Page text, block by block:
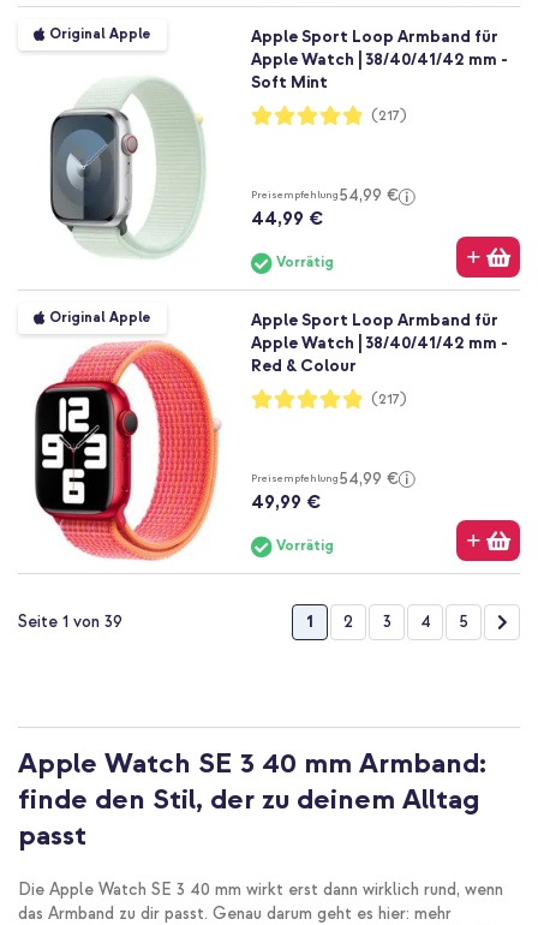
Original Apple
Apple Sport Loop Armband für
Apple Watch | 38/40/41/42 mm -
Soft Mint
Bewertung:
97%
(217)
Preisempfehlung54,99 €
44,99 €
Vorrätig
Original Apple
Apple Sport Loop Armband für
Apple Watch | 38/40/41/42 mm -
Red & Colour
Bewertung:
97%
(217)
Preisempfehlung54,99 €
49,99 €
Vorrätig
Seite 1 von 39 SeiteSie lesen gerade die Seite
1 Seite
2 Seite
3 Seite
4 Seite
5
Apple Watch SE 3 40 mm Armband:
finde den Stil, der zu deinem Alltag
passt
Die Apple Watch SE 3 40 mm wirkt erst dann wirklich rund, wenn
das Armband zu dir passt. Genau darum geht es hier: mehr